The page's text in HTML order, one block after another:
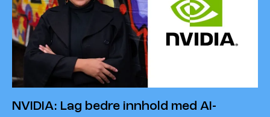
NVIDIA: Lag bedre innhold med AI-